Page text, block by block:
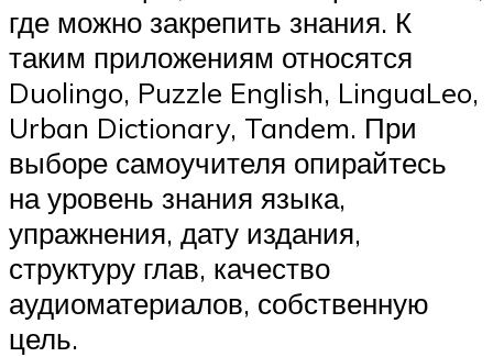
где можно закрепить знания. К
таким приложениям относятся
Duolingo, Puzzle English, LinguaLeo,
Urban Dictionary, Tandem. При
выборе самоучителя опирайтесь
на уровень знания языка,
упражнения, дату издания,
структуру глав, качество
аудиоматериалов, собственную
цель.